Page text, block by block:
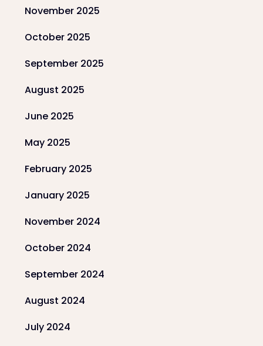
November 2025
October 2025
September 2025
August 2025
June 2025
May 2025
February 2025
January 2025
November 2024
October 2024
September 2024
August 2024
July 2024